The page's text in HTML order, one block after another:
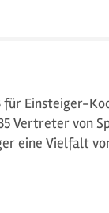
Einsteiger-
Vertreter von
eine Vielfalt